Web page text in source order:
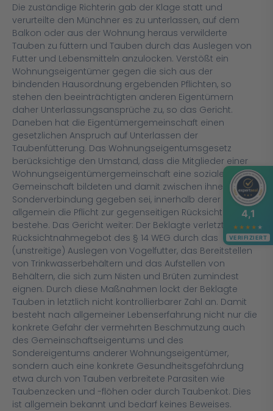
Die zuständige Richterin gab der Klage statt und
verurteilte den Münchner es zu unterlassen, auf dem
Balkon oder aus der Wohnung heraus verwilderte
Tauben zu füttern und Tauben durch das Auslegen von
Futter und Lebensmitteln anzulocken. Verstößt ein
Wohnungseigentümer gegen die sich aus der
bindenden Hausordnung ergebenden Pflichten, so
stehen den beeinträchtigten anderen Eigentümern
daher Unterlassungsansprüche zu, so das Gericht.
Daneben hat die Eigentümergemeinschaft einen
gesetzlichen Anspruch auf Unterlassen der
Taubenfütterung. Das Wohnungseigentumsgesetz
berücksichtige den Umstand, dass die Mitglieder einer
Wohnungseigentümergemeinschaft eine soziale
Gemeinschaft bildeten und damit zwischen ihnen eine
Sonderverbindung gegeben sei, innerhalb derer
allgemein die Pflicht zur gegenseitigen Rücksichtnahme
bestehe. Das Gericht weiter: Der Beklagte verletzt das
Rücksichtnahmegebot des § 14 WEG durch das
(unstreitige) Auslegen von Vogelfutter, das Bereitstellen
von Trinkwasserbehältern und das Aufstellen von
Behältern, die sich zum Nisten und Brüten zumindest
eignen. Durch diese Maßnahmen lockt der Beklagte
Tauben in letztlich nicht kontrollierbarer Zahl an. Damit
besteht nach allgemeiner Lebenserfahrung nicht nur die
konkrete Gefahr der vermehrten Beschmutzung auch
des Gemeinschaftseigentums und des
Sondereigentums anderer Wohnungseigentümer,
sondern auch eine konkrete Gesundheitsgefährdung
etwa durch von Tauben verbreitete Parasiten wie
Taubenzecken und -flöhen oder durch Taubenkot. Dies
ist allgemein bekannt und bedarf keines Beweises.
4,1
★ ★ ★ ★ ★
VERIFIZIERT